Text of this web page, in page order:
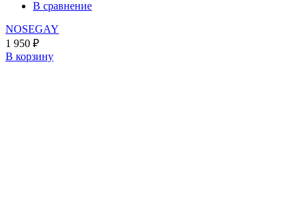
В сравнение
NOSEGAY
1 950 ₽
В корзину